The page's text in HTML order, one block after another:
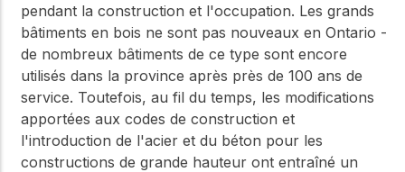
pendant la construction et l'occupation. Les grands
bâtiments en bois ne sont pas nouveaux en Ontario -
de nombreux bâtiments de ce type sont encore
utilisés dans la province après près de 100 ans de
service. Toutefois, au fil du temps, les modifications
apportées aux codes de construction et
l'introduction de l'acier et du béton pour les
constructions de grande hauteur ont entraîné un